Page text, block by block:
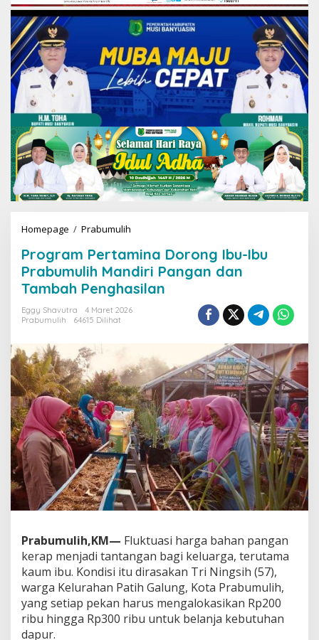
Homepage / Prabumulih
o
g
r
a
m
a
i
n
a
D
o
r
o
n
g
I
u
-
b
u
P
r
a
Program Pertamina Dorong Ibu-Ibu
Prabumulih Mandiri Pangan dan
Tambah Penghasilan
Eggy Shavutra
4 Maret 2026
Prabumulih
64615 Dilihat
Prabumulih,KM— Fluktuasi harga bahan pangan
kerap menjadi tantangan bagi keluarga, terutama
kaum ibu. Kondisi itu dirasakan Tri Ningsih (57),
warga Kelurahan Patih Galung, Kota Prabumulih,
yang setiap pekan harus mengalokasikan Rp200
ribu hingga Rp300 ribu untuk belanja kebutuhan
dapur.